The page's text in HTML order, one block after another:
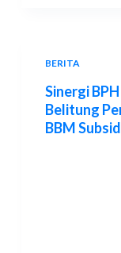
BERITA
Sinergi
Belitung
BBM